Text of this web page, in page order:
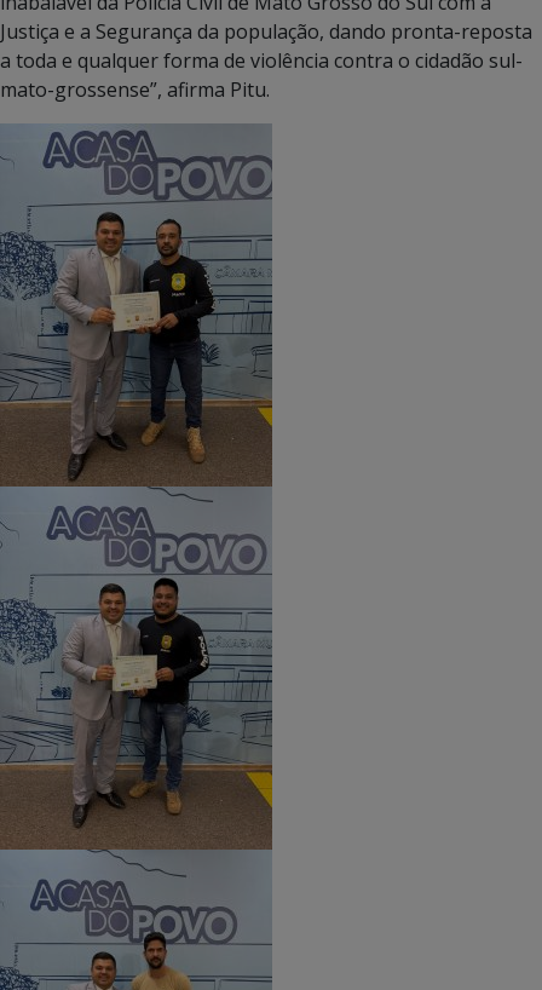
Justiça e a Segurança da população, dando pronta-reposta
a toda e qualquer forma de violência contra o cidadão sul-
mato-grossense”, afirma Pitu.